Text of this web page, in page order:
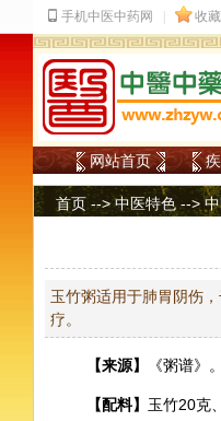
网站首页
首页 -->中医特色 -->
玉竹粥适用于肺胃阴伤
疗。
【来源】 《粥谱》。
【配料】 玉竹20克